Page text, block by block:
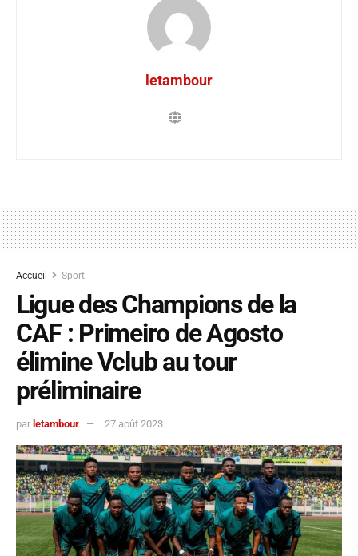
letambour
Accueil Sport
Ligue des Champions de la
CAF : Primeiro de Agosto
élimine Vclub au tour
préliminaire
par letambour 27 août 2023